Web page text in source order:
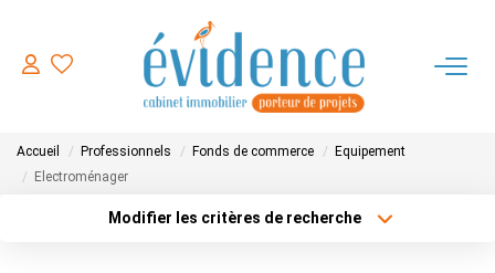
ACHETER
Accueil Professionnels Fonds de commerce
Equipement
Electroménager
Modifier les critères de recherche